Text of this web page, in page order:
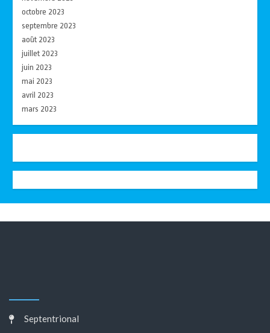
octobre 2023
septembre 2023
août 2023
juillet 2023
juin 2023
mai 2023
avril 2023
mars 2023
Septentrional